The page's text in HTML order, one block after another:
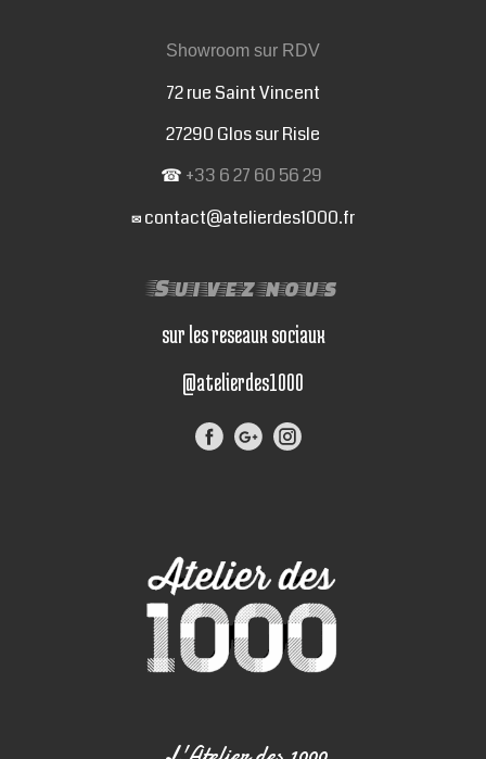
Showroom sur RDV
72 rue Saint Vincent
27290 Glos sur Risle
☎ +33 6 27 60 56 29
✉ contact@atelierdes1000.fr
Suivez nous
sur les reseaux sociaux
@atelierdes1000